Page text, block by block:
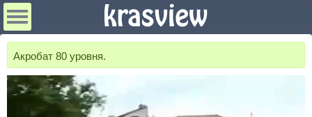
Акробат 80 уровня.